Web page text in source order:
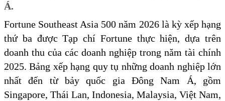
Á.
Fortune Southeast Asia 500 năm 2026 là kỳ xếp hạng
thứ ba được Tạp chí Fortune thực hiện, dựa trên
doanh thu của các doanh nghiệp trong năm tài chính
2025. Bảng xếp hạng quy tụ những doanh nghiệp lớn
nhất đến từ bảy quốc gia Đông Nam Á, gồm
Singapore, Thái Lan, Indonesia, Malaysia, Việt Nam,